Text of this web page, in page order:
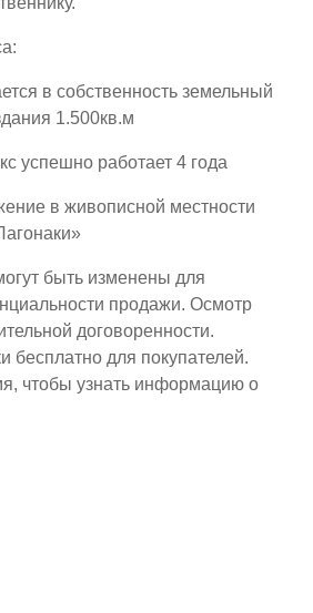
в собственность земельный
1.500кв.м
успешно работает 4 года
в живописной местности
быть изменены для
продажи. Осмотр
договоренности.
бесплатно для покупателей.
чтобы узнать информацию о